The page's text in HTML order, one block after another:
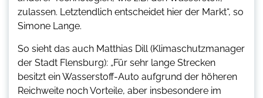
zulassen. Letztendlich entscheidet hier der Markt“, so
Simone Lange.
So sieht das auch Matthias Dill (Klimaschutzmanager
der Stadt Flensburg): „Für sehr lange Strecken
besitzt ein Wasserstoff-Auto aufgrund der höheren
Reichweite noch Vorteile, aber insbesondere im